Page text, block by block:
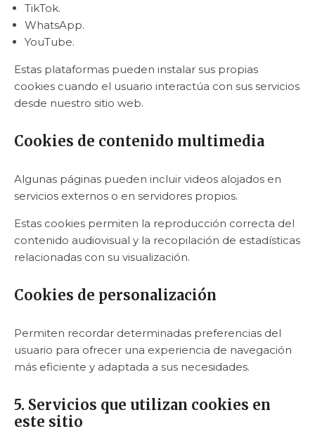
TikTok.
WhatsApp.
YouTube.
Estas plataformas pueden instalar sus propias
cookies cuando el usuario interactúa con sus servicios
desde nuestro sitio web.
Cookies de contenido multimedia
Algunas páginas pueden incluir videos alojados en
servicios externos o en servidores propios.
Estas cookies permiten la reproducción correcta del
contenido audiovisual y la recopilación de estadísticas
relacionadas con su visualización.
Cookies de personalización
Permiten recordar determinadas preferencias del
usuario para ofrecer una experiencia de navegación
más eficiente y adaptada a sus necesidades.
5. Servicios que utilizan cookies en
este sitio